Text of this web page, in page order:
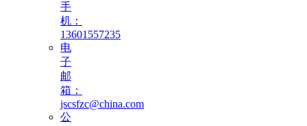
手
机：
13601557235
电
子
邮
箱：
jscsfzc@china.com
公